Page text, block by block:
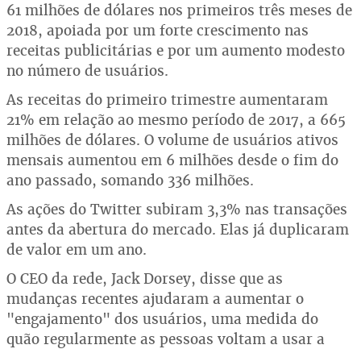
61 milhões de dólares nos primeiros três meses de
2018, apoiada por um forte crescimento nas
receitas publicitárias e por um aumento modesto
no número de usuários.
As receitas do primeiro trimestre aumentaram
21% em relação ao mesmo período de 2017, a 665
milhões de dólares. O volume de usuários ativos
mensais aumentou em 6 milhões desde o fim do
ano passado, somando 336 milhões.
As ações do Twitter subiram 3,3% nas transações
antes da abertura do mercado. Elas já duplicaram
de valor em um ano.
O CEO da rede, Jack Dorsey, disse que as
mudanças recentes ajudaram a aumentar o
"engajamento" dos usuários, uma medida do
quão regularmente as pessoas voltam a usar a